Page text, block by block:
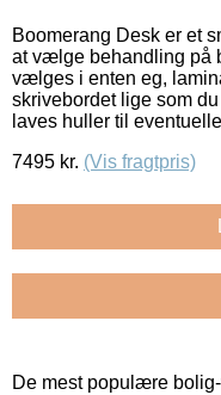
Boomerang Desk er et
at vælge behandling på
vælges i enten eg,
skrivebordet lige som
laves huller til eventuelle
7495 kr. (Vis fragtpris)
De mest populære